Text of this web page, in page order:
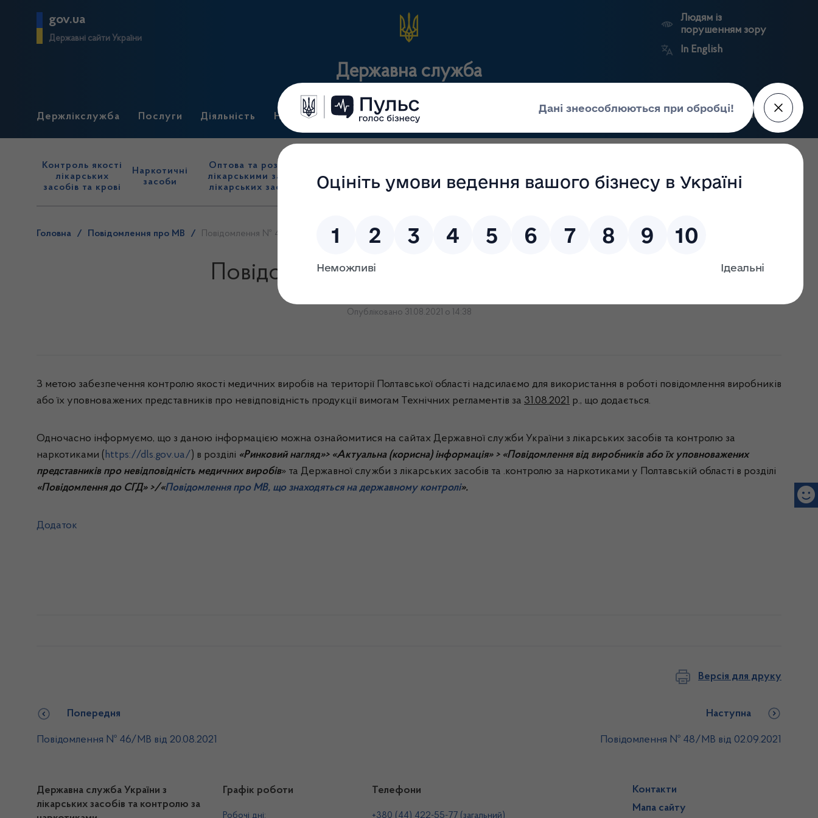
gov.ua
Державні сайти України
Державна служба
Людям із
порушенням зору
In English
Держлікслужба Послуги Діяльність Нормативні документи Для громадськості Прес-центр Пошук
Контроль якості
лікарських
засобів та крові
Наркотичні
засоби
Оптова та роздрібна торгівля
лікарськими засобами, імпорт
лікарських засобів (крім АФІ)
нагляд
(контроль)
засобів, крові та
сертифікація
нагляд
реєстри
портал
Держлікслужби
Головна / Повідомлення про МВ / Повідомлення № 47/МВ від 31.08.2021
Повідомлення № 47/МВ від 31.08.2021
Опубліковано 31.08.2021 о 14:38
З метою забезпечення контролю якості медичних виробів на території Полтавської області надсилаємо для використання в роботі повідомлення виробників
або їх уповноважених представників про невідповідність продукції вимогам Технічних регламентів за 31.08.2021 р., що додається.
Одночасно інформуємо, що з даною інформацією можна ознайомитися на сайтах Державної служби України з лікарських засобів та контролю за
наркотиками ( https://dls.gov.ua/ ) в розділі «Ринковий нагляд»> «Актуальна (корисна) інформація» > «Повідомлення від виробників або їх уповноважених
представників про невідповідність медичних виробів» та Державної служби з лікарських засобів та .контролю за наркотиками у Полтавській області в розділі
«Повідомлення до СГД» >/«Повідомлення про МВ, що знаходяться на державному контролі».
Додаток
Версія для друку
Попередня
Повідомлення № 46/МВ від 20.08.2021
Наступна
Повідомлення № 48/МВ від 02.09.2021
Державна служба України з
лікарських засобів та контролю за
Графік роботи
Робочі дні:
Телефони
+380 (44) 422-55-77 (загальний)
Контакти
Мапа сайту